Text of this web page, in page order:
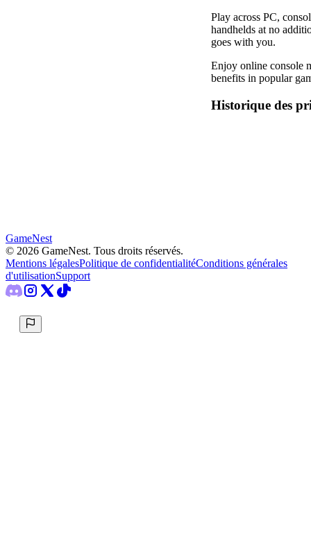
Play across PC,
handhelds at no
goes with you.
Enjoy online console
benefits in popular
Historique des
GameNest
© 2026 GameNest. Tous droits réservés.
Mentions légalesPolitique de confidentialitéConditions générales
d'utilisationSupport